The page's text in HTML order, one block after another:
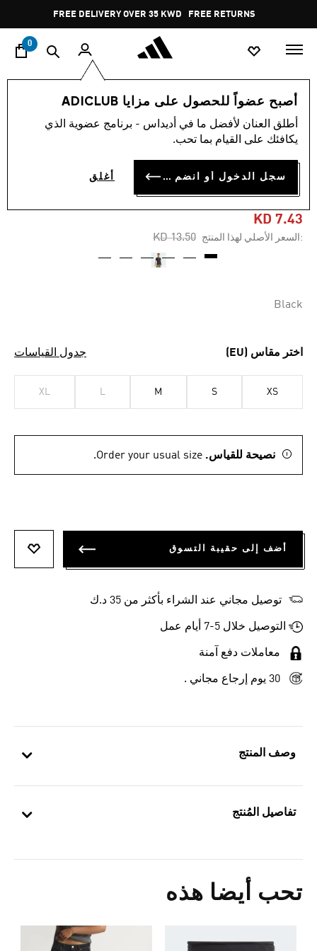
Pause
promotion
rotation
FREE DELIVERY OVER 35 KWD FREE RETURNS
0
أصبح عضواً للحصول على مزايا ADICLUB
أطلق العنان لأفضل ما في أديداس - برنامج عضوية الذي
يكافئك على القيام بما تحب.
سجل الدخول أو انضم الآن أغلق
وصف المنتج
تفاصيل المُنتج
تحب أيضا هذه
النساء ملابس
-40%
تيشيرت TERREX MULTI
CLIMACOOL LOGO TECH
KD 7.43
:السعر الأصلي لهذا المنتج Price reduced from
KD 13.50
to
Black
اختر مقاس (EU) جدول القياسات
XS
S
M
L
XL
نصيحة للقياس. Order your usual size.
أضف إلى حقيبة التسوق
توصيل مجاني عند الشراء بأكثر من 35 د.ك
التوصيل خلال 5-7 أيام عمل
معاملات دفع آمنة